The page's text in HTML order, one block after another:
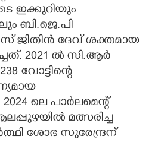
ഇക്കുറിയും
ബി.ജെ.പി
ജിതിൻ ദേവ് ശക്തമായ
2021 ൽ സി.ആർ
വോട്ടിന്റെ
ലെ പാർലമെന്റ്
മത്സരിച്ച
ശോഭ സുരേന്ദ്രന്